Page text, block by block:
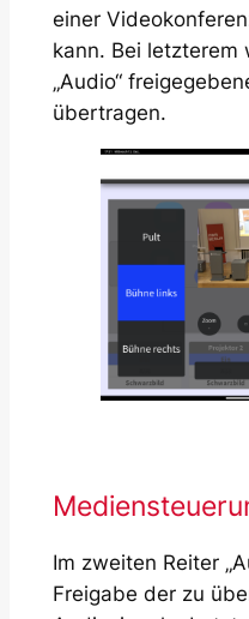
einer
kann. Bei letzterem
„Audio“
übertragen.
Im zweiten Reiter
Freigabe der zu